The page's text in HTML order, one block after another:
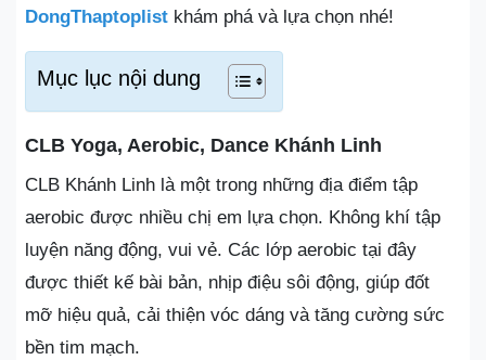
DongThaptoplist khám phá và lựa chọn nhé!
Mục lục nội dung
CLB Yoga, Aerobic, Dance Khánh Linh
CLB Khánh Linh là một trong những địa điểm tập
aerobic được nhiều chị em lựa chọn. Không khí tập
luyện năng động, vui vẻ. Các lớp aerobic tại đây
được thiết kế bài bản, nhịp điệu sôi động, giúp đốt
mỡ hiệu quả, cải thiện vóc dáng và tăng cường sức
bền tim mạch.